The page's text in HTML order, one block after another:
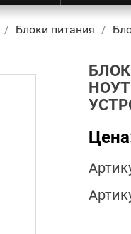
Блоки питания
БЛОК